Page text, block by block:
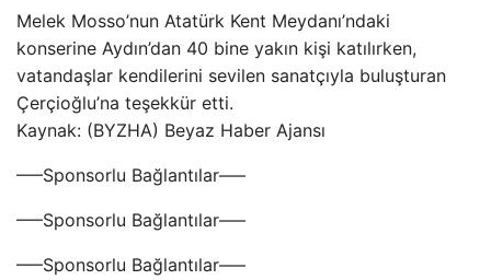
Melek Mosso’nun Atatürk Kent Meydanı’ndaki
konserine Aydın’dan 40 bine yakın kişi katılırken,
vatandaşlar kendilerini sevilen sanatçıyla buluşturan
Çerçioğlu’na teşekkür etti.
Kaynak: (BYZHA) Beyaz Haber Ajansı
—–Sponsorlu Bağlantılar—–
—–Sponsorlu Bağlantılar—–
—–Sponsorlu Bağlantılar—–